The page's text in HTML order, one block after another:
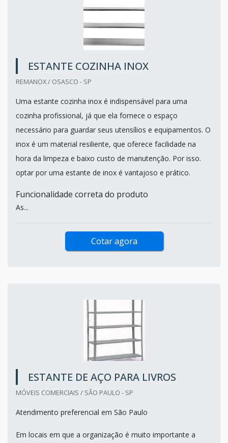
ESTANTE COZINHA INOX
REMANOX / OSASCO - SP
Uma estante cozinha inox é indispensável para uma
cozinha profissional, já que ela fornece o espaço
necessário para guardar seus utensílios e equipamentos. O
inox é um material resiliente, que oferece facilidade na
hora da limpeza e baixo custo de manutenção. Por isso.
optar por uma estante de inox é vantajoso e prático.
Funcionalidade correta do produto
As...
Cotar agora
ESTANTE DE AÇO PARA LIVROS
MÓVEIS COMERCIAIS / SÃO PAULO - SP
Atendimento preferencial em São Paulo
Em locais em que a organização é muito importante a